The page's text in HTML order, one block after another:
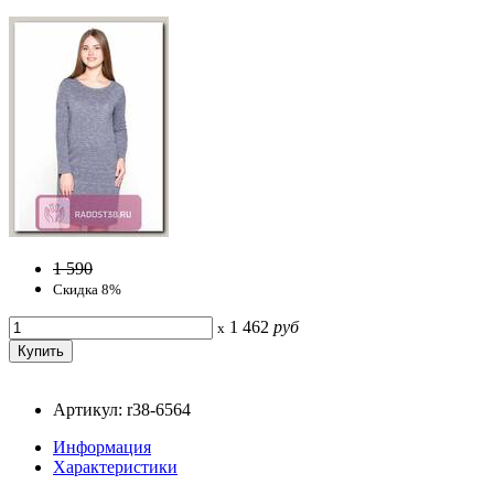
1 590
Скидка 8%
x 1 462 руб
Артикул: r38-6564
Информация
Характеристики